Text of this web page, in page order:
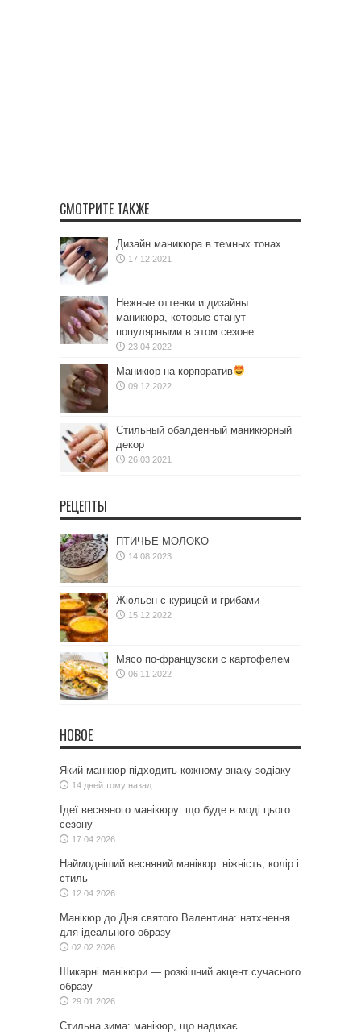
СМОТРИТЕ ТАКЖЕ
Дизайн маникюра в темных тонах
17.12.2021
Нежные оттенки и дизайны
маникюра, которые станут
популярными в этом сезоне
23.04.2022
Маникюр на корпоратив
09.12.2022
Стильный обалденный маникюрный
декор
26.03.2021
РЕЦЕПТЫ
ПТИЧЬЕ МОЛОКО
14.08.2023
Жюльен с курицей и грибами
15.12.2022
Мясо по-французски с картофелем
06.11.2022
НОВОЕ
Який манікюр підходить кожному знаку зодіаку
14 дней тому назад
Ідеї весняного манікюру: що буде в моді цього
сезону
17.04.2026
Наймодніший весняний манікюр: ніжність, колір і
стиль
12.04.2026
Манікюр до Дня святого Валентина: натхнення
для ідеального образу
02.02.2026
Шикарні манікюри — розкішний акцент сучасного
образу
29.01.2026
Стильна зима: манікюр, що надихає